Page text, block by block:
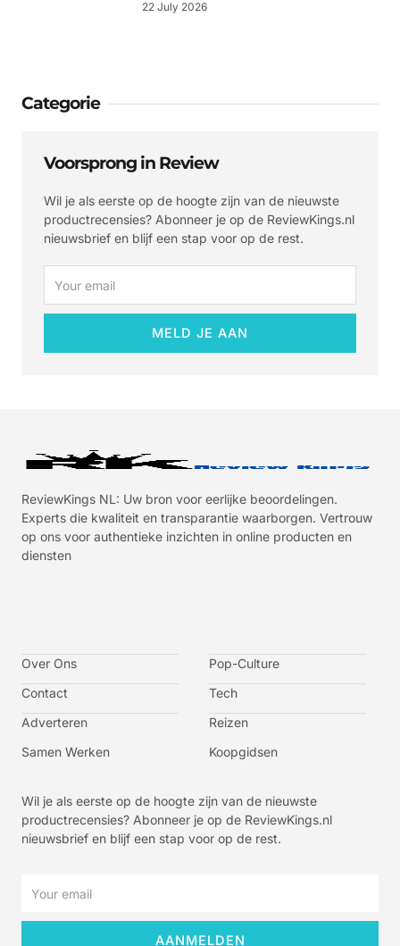
22 July 2026
Categorie
Voorsprong in Review
Wil je als eerste op de hoogte zijn van de nieuwste
productrecensies? Abonneer je op de ReviewKings.nl
nieuwsbrief en blijf een stap voor op de rest.
MELD JE AAN
ReviewKings NL: Uw bron voor eerlijke beoordelingen.
Experts die kwaliteit en transparantie waarborgen. Vertrouw
op ons voor authentieke inzichten in online producten en
diensten
-
f
c
e
o
o
-
t
i
t
e
r
-
s
g
r
m
-
-
u
b
Over Ons
Contact
Adverteren
Samen Werken
Pop-Culture
Tech
Reizen
Koopgidsen
Wil je als eerste op de hoogte zijn van de nieuwste
productrecensies? Abonneer je op de ReviewKings.nl
nieuwsbrief en blijf een stap voor op de rest.
AANMELDEN